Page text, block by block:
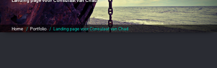
Home / Portfolio/ Landing page voor Consulaat van Chad